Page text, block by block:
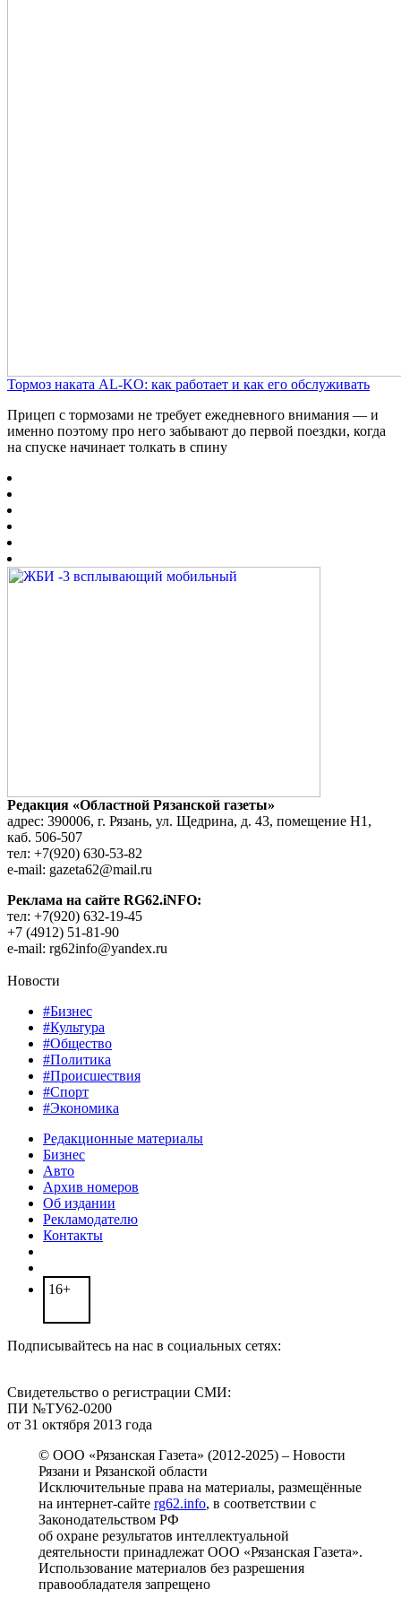
Тормоз наката AL-KO: как работает и как его обслуживать
Прицеп с тормозами не требует ежедневного внимания — и
именно поэтому про него забывают до первой поездки, когда
на спуске начинает толкать в спину
Редакция «Областной Рязанской газеты»
адрес: 390006, г. Рязань, ул. Щедрина, д. 43, помещение Н1,
каб. 506-507
тел: +7(920) 630-53-82
e-mail: gazeta62@mail.ru
Реклама на сайте RG62.iNFO:
тел: +7(920) 632-19-45
+7 (4912) 51-81-90
e-mail: rg62info@yandex.ru
Новости
#Бизнес
#Культура
#Общество
#Политика
#Происшествия
#Спорт
#Экономика
Редакционные материалы
Бизнес
Авто
Архив номеров
Об издании
Рекламодателю
Контакты
16+
Подписывайтесь на нас в социальных сетях:
Свидетельство о регистрации СМИ:
ПИ №ТУ62-0200
от 31 октября 2013 года
© ООО «Рязанская Газета» (2012-2025) – Новости
Рязани и Рязанской области
Исключительные права на материалы, размещённые
на интернет-сайте rg62.info, в соответствии с
Законодательством РФ
об охране результатов интеллектуальной
деятельности принадлежат ООО «Рязанская Газета».
Использование материалов без разрешения
правообладателя запрещено